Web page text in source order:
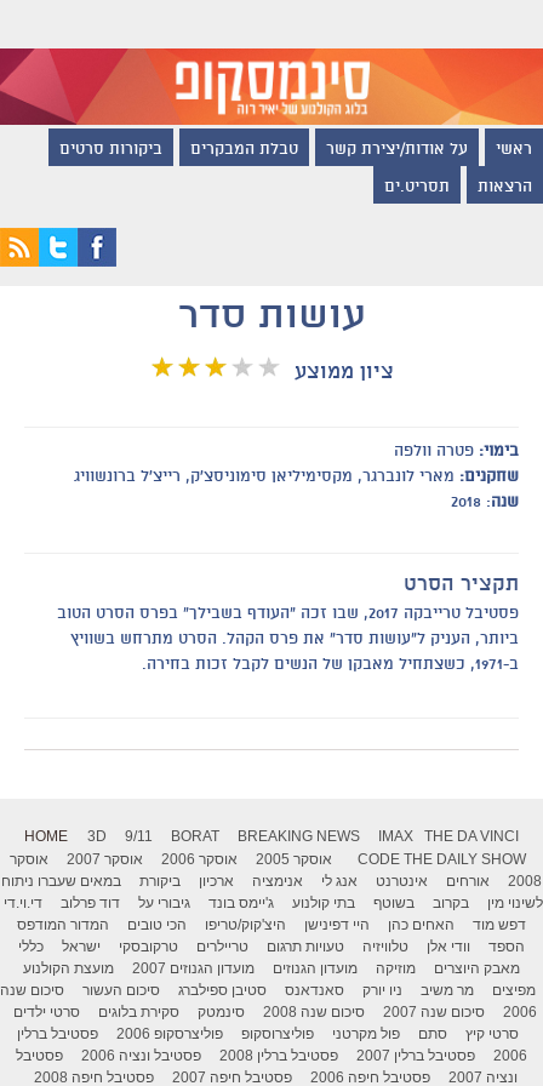
ראשי על אודות/יצירת קשר טבלת המבקרים ביקורות סרטים
הרצאות תסריט.ים
עושות סדר
ציון ממוצע
בימוי: פטרה וולפה
שחקנים: מארי לונברגר, מקסימיליאן סימוניסצ'ק, רייצ'ל ברונשוויג
שנה: 2018
תקציר הסרט
פסטיבל טרייבקה 2017, שבו זכה "העודף בשבילך" בפרס הסרט הטוב
ביותר, העניק ל"עושות סדר" את פרס הקהל. הסרט מתרחש בשוויץ
ב-1971, כשצתחיל מאבקן של הנשים לקבל זכות בחירה.
HOME 3D 9/11 BORAT BREAKING NEWS IMAX
THE DA VINCI
CODE THE DAILY SHOW אוסקר 2005 אוסקר 2006 אוסקר 2007
אוסקר
2008
אורחים אינטרנט אנג לי אנימציה ארכיון ביקורת
במאים שעברו ניתוח
לשינוי מין
בקרוב בשוטף בתי קולנוע ג'יימס בונד גיבורי על דוד פרלוב
די.וי.די
דפש מוד
האחים כהן היי דפינישן היצ'קוק/טריפו הכי טובים
המדור המודפס
הספד
וודי אלן טלוויזיה טעויות תרגום טריילרים טרקובסקי ישראל
כללי
מאבק היוצרים
מוזיקה מועדון הגנוזים מועדון הגנוזים 2007
מועצת הקולנוע
מפיצים
מר משיב ניו יורק סאנדאנס סטיבן ספילברג סיכום העשור
סיכום שנה
2006
סיכום שנה 2007 סיכום שנה 2008 סינמטק סקירת בלוגים
סרטי ילדים
סרטי קיץ
סתם פול מקרטני פוליצרוסקופ פוליצרסקופ 2006
פסטיבל ברלין
2006
פסטיבל ברלין 2007 פסטיבל ברלין 2008 פסטיבל ונציה 2006
פסטיבל
ונציה 2007
פסטיבל חיפה 2006 פסטיבל חיפה 2007 פסטיבל חיפה 2008